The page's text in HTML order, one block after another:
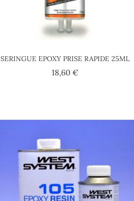
SERINGUE EPOXY PRISE RAPIDE 25ML
18,60 €Prezzo